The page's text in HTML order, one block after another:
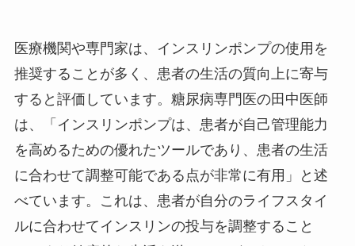
医療機関や専門家は、インスリンポンプの使用を
推奨することが多く、患者の生活の質向上に寄与
すると評価しています。糖尿病専門医の田中医師
は、「インスリンポンプは、患者が自己管理能力
を高めるための優れたツールであり、患者の生活
に合わせて調整可能である点が非常に有用」と述
べています。これは、患者が自分のライフスタイ
ルに合わせてインスリンの投与を調整すること